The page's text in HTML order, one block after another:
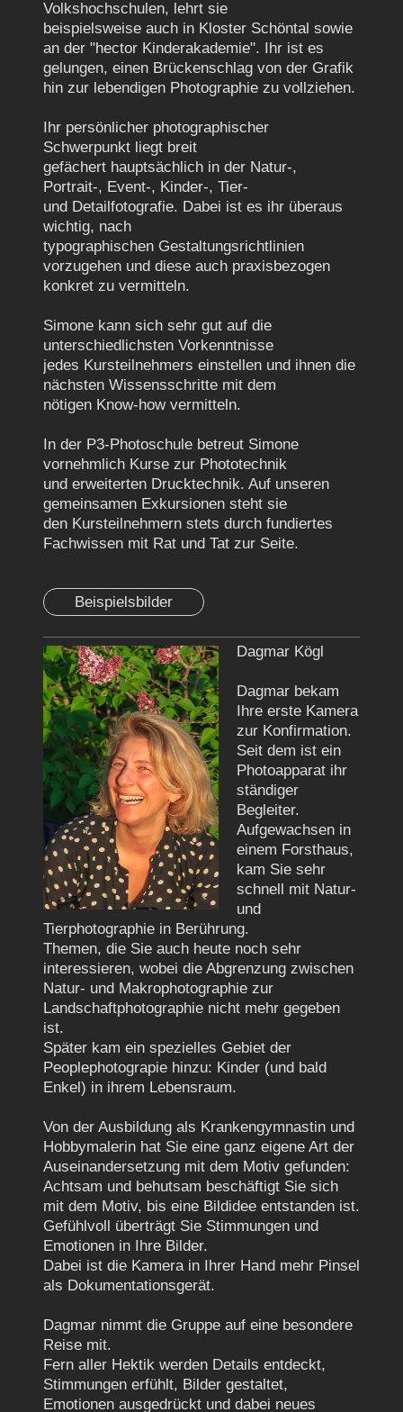
Volkshochschulen, lehrt sie
beispielsweise auch in Kloster Schöntal sowie
an der "hector Kinderakademie". Ihr ist es
gelungen, einen Brückenschlag von der Grafik
hin zur lebendigen Photographie zu vollziehen.
Ihr persönlicher photographischer
Schwerpunkt liegt breit
gefächert hauptsächlich in der Natur-,
Portrait-, Event-, Kinder-, Tier-
und Detailfotografie. Dabei ist es ihr überaus
wichtig, nach
typographischen Gestaltungsrichtlinien
vorzugehen und diese auch praxisbezogen
konkret zu vermitteln.
Simone kann sich sehr gut auf die
unterschiedlichsten Vorkenntnisse
jedes Kursteilnehmers einstellen und ihnen die
nächsten Wissensschritte mit dem
nötigen Know-how vermitteln.
In der P3-Photoschule betreut Simone
vornehmlich Kurse zur Phototechnik
und erweiterten Drucktechnik. Auf unseren
gemeinsamen Exkursionen steht sie
den Kursteilnehmern stets durch fundiertes
Fachwissen mit Rat und Tat zur Seite.
Beispielsbilder
Dagmar Kögl
Dagmar bekam
Ihre erste Kamera
zur Konfirmation.
Seit dem ist ein
Photoapparat ihr
ständiger
Begleiter.
Aufgewachsen in
einem Forsthaus,
kam Sie sehr
schnell mit Natur-
und
Tierphotographie in Berührung.
Themen, die Sie auch heute noch sehr
interessieren, wobei die Abgrenzung zwischen
Natur- und Makrophotographie zur
Landschaftphotographie nicht mehr gegeben
ist.
Später kam ein spezielles Gebiet der
Peoplephotograpie hinzu: Kinder (und bald
Enkel) in ihrem Lebensraum.
Von der Ausbildung als Krankengymnastin und
Hobbymalerin hat Sie eine ganz eigene Art der
Auseinandersetzung mit dem Motiv gefunden:
Achtsam und behutsam beschäftigt Sie sich
mit dem Motiv, bis eine Bildidee entstanden ist.
Gefühlvoll überträgt Sie Stimmungen und
Emotionen in Ihre Bilder.
Dabei ist die Kamera in Ihrer Hand mehr Pinsel
als Dokumentationsgerät.
Dagmar nimmt die Gruppe auf eine besondere
Reise mit.
Fern aller Hektik werden Details entdeckt,
Stimmungen erfühlt, Bilder gestaltet,
Emotionen ausgedrückt und dabei neues